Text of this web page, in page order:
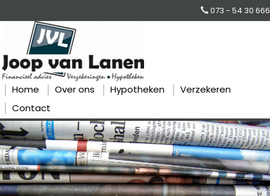
073 - 54 30 666
Home Over ons Hypotheken
Verzekeren
Contact